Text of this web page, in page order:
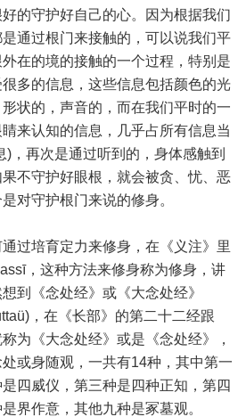
的守护好自己的心。因为根据我们
通过根门来接触的，可以说我们平
在的境的接触的一个过程，特别是
多的信息，这些信息包括颜色的光
状的，声音的，而在我们平时的一
来认知的信息，几乎占所有信息当
)，再次是通过听到的，身体感触到
不守护好眼根，就会被贪、忧、恶
对守护根门来说的修身。
过培育定力来修身，在《义注》里
，这种方法来修身称为修身，讲
到《念处经》或《大念处经》
，在《长部》的第二十二经跟
为《大念处经》或是《念处经》，
或身随观，一共有14种，其中第一
四威仪，第三种是四种正知，第四
界作意，其他九种是冢墓观。